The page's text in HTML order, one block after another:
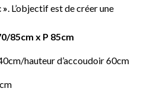
» . L’objectif est de créer une
85cm x P 85cm
hauteur d’accoudoir 60cm